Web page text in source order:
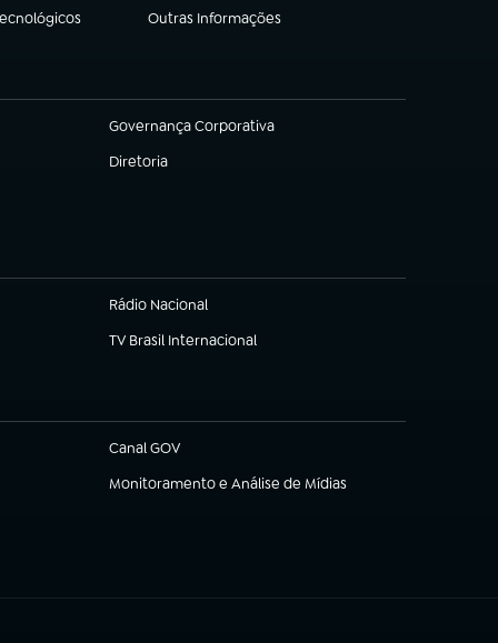
Outras Informações
(abre em nova aba)
Governança Corporativa
(abre em nova aba)
Diretoria
(abre em nova aba)
Rádio Nacional
TV Brasil Internacional
(abre em nova aba)
Canal GOV
(abre em nova aba)
Monitoramento e Análise de Mídias
(abre em nova aba)